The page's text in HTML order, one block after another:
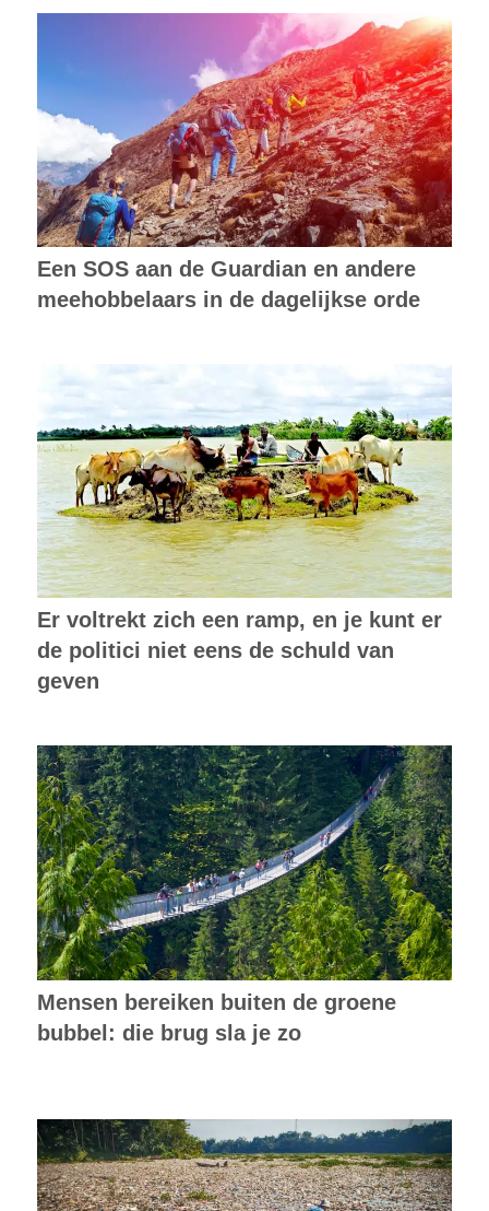
Een SOS aan de Guardian en andere
meehobbelaars in de dagelijkse orde
Er voltrekt zich een ramp, en je kunt er
de politici niet eens de schuld van
geven
Mensen bereiken buiten de groene
bubbel: die brug sla je zo